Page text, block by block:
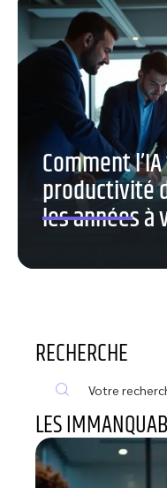
Comment
productivité
les années à
RECHERCHE
LES